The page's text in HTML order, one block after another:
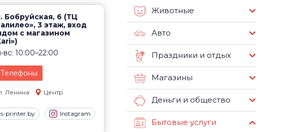
Бобруйская, 6 (ТЦ
3 этаж, вход
с магазином
вс: 10:00–22:00
Телефоны
Ленина Центр
s-printer.by Instagram
Животные
Авто
Праздники и отдых
Магазины
Деньги и общество
Бытовые услуги